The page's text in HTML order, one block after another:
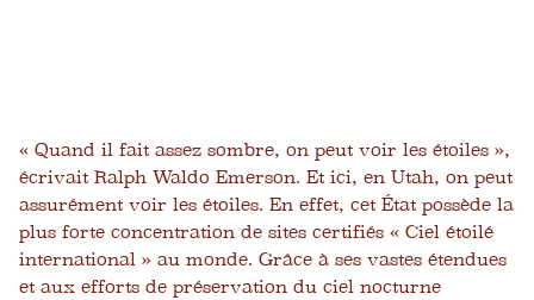
« Quand il fait assez sombre, on peut voir les étoiles »,
écrivait Ralph Waldo Emerson. Et ici, en Utah, on peut
assurément voir les étoiles. En effet, cet État possède la
plus forte concentration de sites certifiés « Ciel étoilé
international » au monde. Grâce à ses vastes étendues
et aux efforts de préservation du ciel nocturne